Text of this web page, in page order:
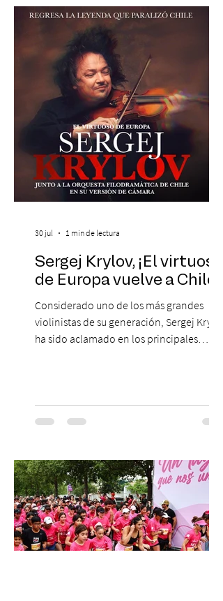
19:00 horas, en el Teatro Municipal de
Santiago. La celebración reunirá a la
máxima exponente de la música popular
peruana, Eva Ayllón, al Cuarteto Austral y
un repertorio que recorrerá seis décadas
de obras que transformaron l
Sergej Krylov, ¡El virtuoso
de Europa vuelve a Chile!
Considerado uno de los más grandes
violinistas de su generación, Sergej Krylov
ha sido aclamado en los principales
escenario del Teatro CA660 para
protagonizar una velada extraordinaria
Las Cuatro Estaciones de Antonio Vivaldi y
Las Cuatro Estaciones Porteñas de Astor
Piazzolla. Déja
30 jul 1 min de lectura